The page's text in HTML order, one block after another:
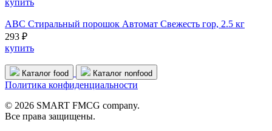
купить
ABC Стиральный порошок Автомат Свежесть гор, 2.5 кг
293 ₽
купить
Каталог food Каталог nonfood
Политика конфиденциальности
© 2026 SMART FMCG company.
Все права защищены.